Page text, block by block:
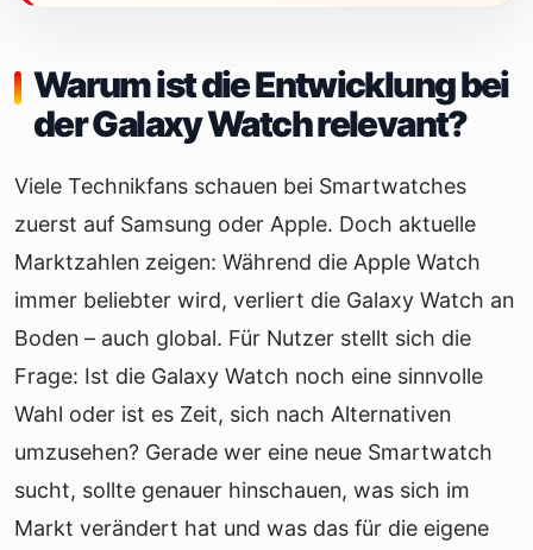
Warum ist die Entwicklung bei
der Galaxy Watch relevant?
Viele Technikfans schauen bei Smartwatches
zuerst auf Samsung oder Apple. Doch aktuelle
Marktzahlen zeigen: Während die Apple Watch
immer beliebter wird, verliert die Galaxy Watch an
Boden – auch global. Für Nutzer stellt sich die
Frage: Ist die Galaxy Watch noch eine sinnvolle
Wahl oder ist es Zeit, sich nach Alternativen
umzusehen? Gerade wer eine neue Smartwatch
sucht, sollte genauer hinschauen, was sich im
Markt verändert hat und was das für die eigene